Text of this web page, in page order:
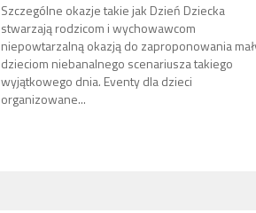
Szczególne okazje takie jak Dzień Dziecka
stwarzają rodzicom i wychowawcom
niepowtarzalną okazją do zaproponowania
dzieciom niebanalnego scenariusza takiego
wyjątkowego dnia. Eventy dla dzieci
organizowane...